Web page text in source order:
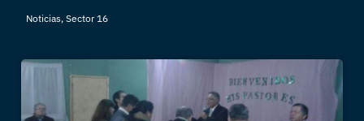
Noticias, Sector 16